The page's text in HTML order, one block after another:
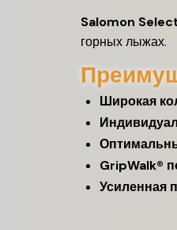
Salomon
горных лыжах.
Широкая
GripWalk®
Усиленная